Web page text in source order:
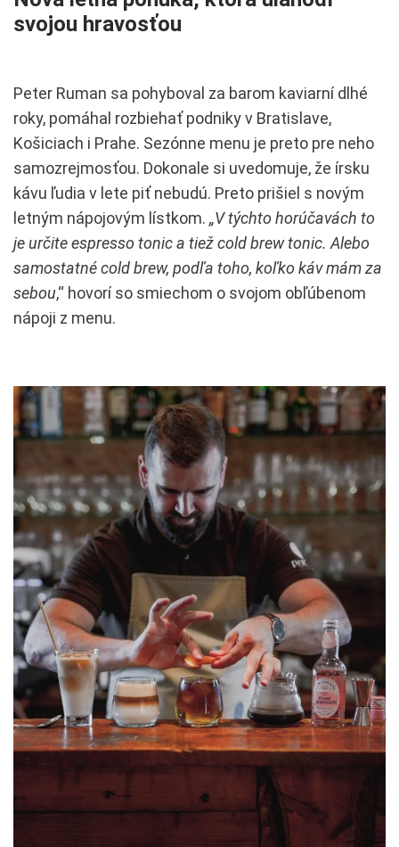
svojou hravosťou
Peter Ruman sa pohyboval za barom kaviarní dlhé
roky, pomáhal rozbiehať podniky v Bratislave,
Košiciach i Prahe. Sezónne menu je preto pre neho
samozrejmosťou. Dokonale si uvedomuje, že írsku
kávu ľudia v lete piť nebudú. Preto prišiel s novým
letným nápojovým lístkom. „V týchto horúčavách to
je určite espresso tonic a tiež cold brew tonic. Alebo
samostatné cold brew, podľa toho, koľko káv mám za
sebou,“ hovorí so smiechom o svojom obľúbenom
nápoji z menu.